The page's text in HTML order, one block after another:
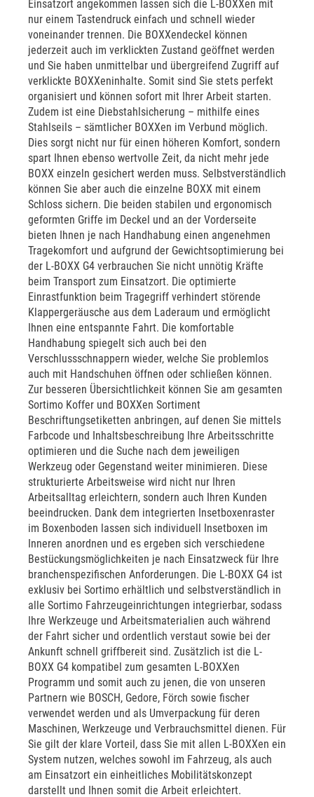
Einsatzort angekommen lassen sich die L-BOXXen mit
nur einem Tastendruck einfach und schnell wieder
voneinander trennen. Die BOXXendeckel können
jederzeit auch im verklickten Zustand geöffnet werden
und Sie haben unmittelbar und übergreifend Zugriff auf
verklickte BOXXeninhalte. Somit sind Sie stets perfekt
organisiert und können sofort mit Ihrer Arbeit starten.
Zudem ist eine Diebstahlsicherung – mithilfe eines
Stahlseils – sämtlicher BOXXen im Verbund möglich.
Dies sorgt nicht nur für einen höheren Komfort, sondern
spart Ihnen ebenso wertvolle Zeit, da nicht mehr jede
BOXX einzeln gesichert werden muss. Selbstverständlich
können Sie aber auch die einzelne BOXX mit einem
Schloss sichern. Die beiden stabilen und ergonomisch
geformten Griffe im Deckel und an der Vorderseite
bieten Ihnen je nach Handhabung einen angenehmen
Tragekomfort und aufgrund der Gewichtsoptimierung bei
der L-BOXX G4 verbrauchen Sie nicht unnötig Kräfte
beim Transport zum Einsatzort. Die optimierte
Einrastfunktion beim Tragegriff verhindert störende
Klappergeräusche aus dem Laderaum und ermöglicht
Ihnen eine entspannte Fahrt. Die komfortable
Handhabung spiegelt sich auch bei den
Verschlussschnappern wieder, welche Sie problemlos
auch mit Handschuhen öffnen oder schließen können.
Zur besseren Übersichtlichkeit können Sie am gesamten
Sortimo Koffer und BOXXen Sortiment
Beschriftungsetiketten anbringen, auf denen Sie mittels
Farbcode und Inhaltsbeschreibung Ihre Arbeitsschritte
optimieren und die Suche nach dem jeweiligen
Werkzeug oder Gegenstand weiter minimieren. Diese
strukturierte Arbeitsweise wird nicht nur Ihren
Arbeitsalltag erleichtern, sondern auch Ihren Kunden
beeindrucken. Dank dem integrierten Insetboxenraster
im Boxenboden lassen sich individuell Insetboxen im
Inneren anordnen und es ergeben sich verschiedene
Bestückungsmöglichkeiten je nach Einsatzweck für Ihre
branchenspezifischen Anforderungen. Die L-BOXX G4 ist
exklusiv bei Sortimo erhältlich und selbstverständlich in
alle Sortimo Fahrzeugeinrichtungen integrierbar, sodass
Ihre Werkzeuge und Arbeitsmaterialien auch während
der Fahrt sicher und ordentlich verstaut sowie bei der
Ankunft schnell griffbereit sind. Zusätzlich ist die L-
BOXX G4 kompatibel zum gesamten L-BOXXen
Programm und somit auch zu jenen, die von unseren
Partnern wie BOSCH, Gedore, Förch sowie fischer
verwendet werden und als Umverpackung für deren
Maschinen, Werkzeuge und Verbrauchsmittel dienen. Für
Sie gilt der klare Vorteil, dass Sie mit allen L-BOXXen ein
System nutzen, welches sowohl im Fahrzeug, als auch
am Einsatzort ein einheitliches Mobilitätskonzept
darstellt und Ihnen somit die Arbeit erleichtert.